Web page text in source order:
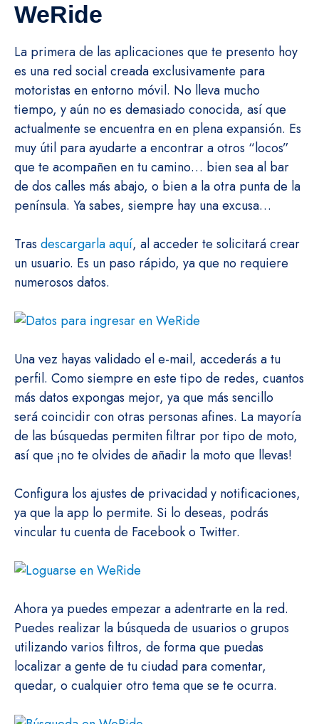
WeRide
La primera de las aplicaciones que te presento hoy
es una red social creada exclusivamente para
motoristas en entorno móvil. No lleva mucho
tiempo, y aún no es demasiado conocida, así que
actualmente se encuentra en en plena expansión. Es
muy útil para ayudarte a encontrar a otros “locos”
que te acompañen en tu camino… bien sea al bar
de dos calles más abajo, o bien a la otra punta de la
península. Ya sabes, siempre hay una excusa…
Tras descargarla aquí, al acceder te solicitará crear
un usuario. Es un paso rápido, ya que no requiere
numerosos datos.
Una vez hayas validado el e-mail, accederás a tu
perfil. Como siempre en este tipo de redes, cuantos
más datos expongas mejor, ya que más sencillo
será coincidir con otras personas afines. La mayoría
de las búsquedas permiten filtrar por tipo de moto,
así que ¡no te olvides de añadir la moto que llevas!
Configura los ajustes de privacidad y notificaciones,
ya que la app lo permite. Si lo deseas, podrás
vincular tu cuenta de Facebook o Twitter.
Ahora ya puedes empezar a adentrarte en la red.
Puedes realizar la búsqueda de usuarios o grupos
utilizando varios filtros, de forma que puedas
localizar a gente de tu ciudad para comentar,
quedar, o cualquier otro tema que se te ocurra.